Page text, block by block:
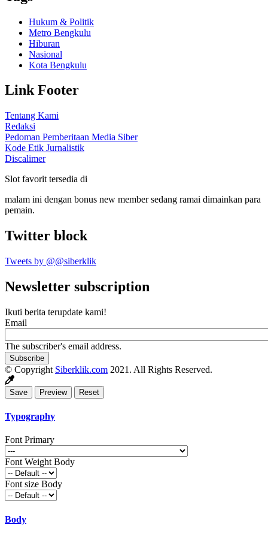
Hukum & Politik
Metro Bengkulu
Hiburan
Nasional
Kota Bengkulu
Link Footer
Tentang Kami
Redaksi
Pedoman Pemberitaan Media Siber
Kode Etik Jurnalistik
Discalimer
Slot favorit tersedia di
malam ini dengan bonus new member sedang ramai dimainkan para
pemain.
Twitter block
Tweets by @@siberklik
Newsletter subscription
Ikuti berita terupdate kami!
Email
The subscriber's email address.
© Copyright Siberklik.com 2021. All Rights Reserved.
Typography
Font Primary
Font Weight Body
Font size Body
Body